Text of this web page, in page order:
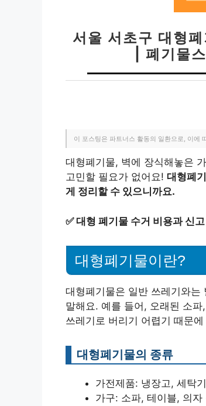
서울 서초구 대형
| 폐기물
이 포스팅은 파트너스 활동의 일환으로, 이에
대형폐기물, 벽에 장식해놓은
고민할 필요가 없어요! 대형폐
게 정리할 수 있으니까요.
✅대형 폐기물 수거 비용과 신
대형폐기물이란?
대형폐기물은 일반 쓰레기와는
말해요. 예를 들어, 오래된 소
쓰레기로 버리기 어렵기 때문
대형폐기물의 종류
가전제품: 냉장고, 세탁
가구: 소파, 테이블, 의자